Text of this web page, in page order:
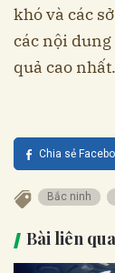
khó và các
các nội
quả cao nhất.
Chia sẻ
Bắc ninh
Bài liên